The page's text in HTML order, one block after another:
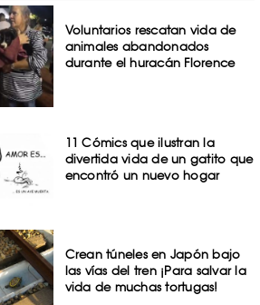
Voluntarios rescatan vida de
animales abandonados
durante el huracán Florence
11 Cómics que ilustran la
divertida vida de un gatito que
encontró un nuevo hogar
Crean túneles en Japón bajo
las vías del tren ¡Para salvar la
vida de muchas tortugas!